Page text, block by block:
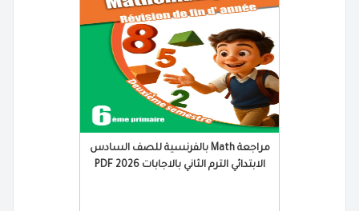
مراجعة Math بالفرنسية للصف السادس
الابتدائي الترم الثاني بالاجابات 2026 PDF